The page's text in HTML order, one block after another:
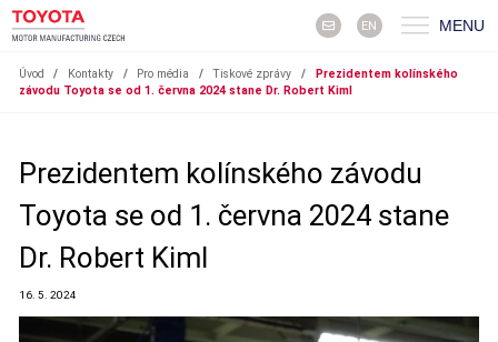
EN MENU
Úvod / Kontakty / Pro média / Tiskové zprávy /
Prezidentem kolínského
závodu Toyota se od 1. června 2024 stane Dr. Robert Kiml
Prezidentem kolínského závodu
Toyota se od 1. června 2024 stane
Dr. Robert Kiml
16. 5. 2024